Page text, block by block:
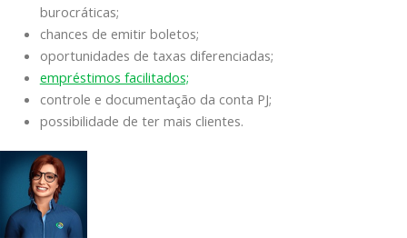
burocráticas;
chances de emitir boletos;
oportunidades de taxas diferenciadas;
empréstimos facilitados;
controle e documentação da conta PJ;
possibilidade de ter mais clientes.